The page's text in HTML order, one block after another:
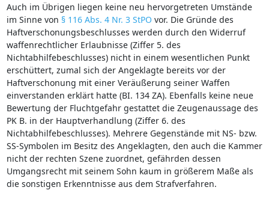
Auch im Übrigen liegen keine neu hervorgetreten Umstände
im Sinne von § 116 Abs. 4 Nr. 3 StPO vor. Die Gründe des
Haftverschonungsbeschlusses werden durch den Widerruf
waffenrechtlicher Erlaubnisse (Ziffer 5. des
Nichtabhilfebeschlusses) nicht in einem wesentlichen Punkt
erschüttert, zumal sich der Angeklagte bereits vor der
Haftverschonung mit einer Veräußerung seiner Waffen
einverstanden erklärt hatte (BI. 134 ZA). Ebenfalls keine neue
Bewertung der Fluchtgefahr gestattet die Zeugenaussage des
PK B. in der Hauptverhandlung (Ziffer 6. des
Nichtabhilfebeschlusses). Mehrere Gegenstände mit NS- bzw.
SS-Symbolen im Besitz des Angeklagten, den auch die Kammer
nicht der rechten Szene zuordnet, gefährden dessen
Umgangsrecht mit seinem Sohn kaum in größerem Maße als
die sonstigen Erkenntnisse aus dem Strafverfahren.